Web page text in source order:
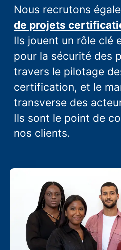
Nous recrutons
de projets
Ils jouent un rôle clé
pour la sécurité des
travers le pilotage
certification, et le
transverse des
Ils sont le point de
nos clients.